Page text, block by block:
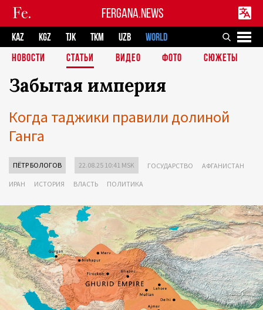
FERGANA.NEWS
KAZ KGZ TJK TKM UZB
WORLD
НОВОСТИ
СТАТЬИ ВИДЕО ФОТО СЮЖЕТЫ
Забытая империя
Когда таджики правили долиной
Ганга
ПЁТР БОЛОГОВ 22.08.25 10:41 MSK ГОСУДАРСТВО АФГАНИСТАН
ИРАН ИСТОРИЯ ВЛАСТЬ ПОЛИТИКА